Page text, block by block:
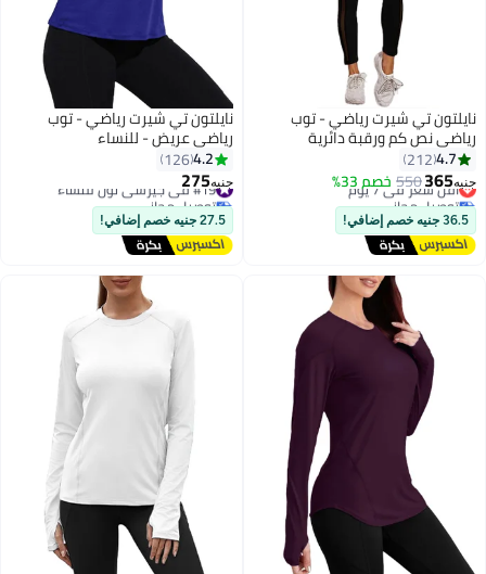
نايلتون تي شيرت رياضي - توب
رياضي نص كم ورقبة دائرية
4.7
212
جنيه365
550 خصم 33%أقل سعر في 7 يوم
توصيل مجاني
أقل سعر في 7 يوم
36.5 جنيه خصم إضافي!
نايلتون تي شيرت رياضي - توب
رياضي عريض - للنساء
4.2
126
جنيه275
#19 في جيرسي نون للنساء
توصيل مجاني
#19 في جيرسي نون للنساء
27.5 جنيه خصم إضافي!